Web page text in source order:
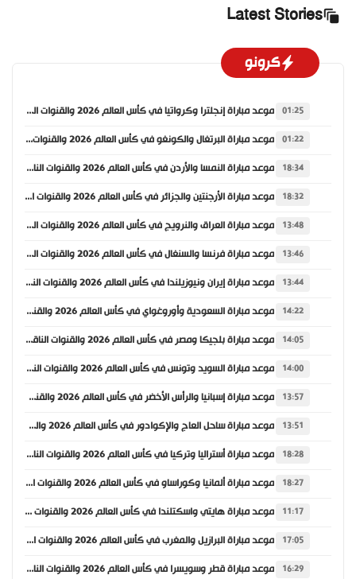
Latest Stories
كرونو
01:25 موعد مباراة إنجلترا وكرواتيا في كأس العالم 2026 والقنوات الناقلة
01:22 موعد مباراة البرتغال والكونغو في كأس العالم 2026 والقنوات الناقلة
18:34 موعد مباراة النمسا والأردن في كأس العالم 2026 والقنوات الناقلة
18:32 موعد مباراة الأرجنتين والجزائر في كأس العالم 2026 والقنوات الناقلة
13:48 موعد مباراة العراق والنرويج في كأس العالم 2026 والقنوات الناقلة
13:46 موعد مباراة فرنسا والسنغال في كأس العالم 2026 والقنوات الناقلة
13:44 موعد مباراة إيران ونيوزيلندا في كأس العالم 2026 والقنوات الناقلة
14:22 موعد مباراة السعودية وأوروغواي في كأس العالم 2026 والقنوات الناقلة
14:05 موعد مباراة بلجيكا ومصر في كأس العالم 2026 والقنوات الناقلة
14:00 موعد مباراة السويد وتونس في كأس العالم 2026 والقنوات الناقلة
13:57 موعد مباراة إسبانيا والرأس الأخضر في كأس العالم 2026 والقنوات الناقلة
13:51 موعد مباراة ساحل العاج والإكوادور في كأس العالم 2026 والقنوات الناقلة
18:28 موعد مباراة أستراليا وتركيا في كأس العالم 2026 والقنوات الناقلة
18:27 موعد مباراة ألمانيا وكوراساو في كأس العالم 2026 والقنوات الناقلة
11:17 موعد مباراة هايتي واسكتلندا في كأس العالم 2026 والقنوات الناقلة
17:05 موعد مباراة البرازيل والمغرب في كأس العالم 2026 والقنوات الناقلة
16:29 موعد مباراة قطر وسويسرا في كأس العالم 2026 والقنوات الناقلة